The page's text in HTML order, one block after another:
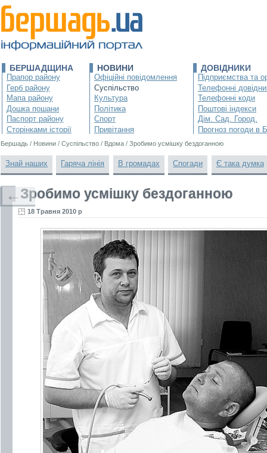
БЕРШАДЩИНА
Прапор району
Герб району
Мапа району
Дошка пошани
Паспорт району
Сторінками історії
НОВИНИ
Офіційні повідомлення
Суспільство
Культура
Політика
Спорт
Привітання
ДОВІДНИКИ
Підприємства та
Телефонні
Телефонні коди
Поштові індекси
Дім. Сад. Город.
Прогноз погоди в
Бершадь / Новини / Суспільство / Вдома / Зробимо усмішку бездоганною
Знай наших Гаряча лінія В громадах Спогади Є така думка
Зробимо усмішку бездоганною
18 Травня 2010 р
←